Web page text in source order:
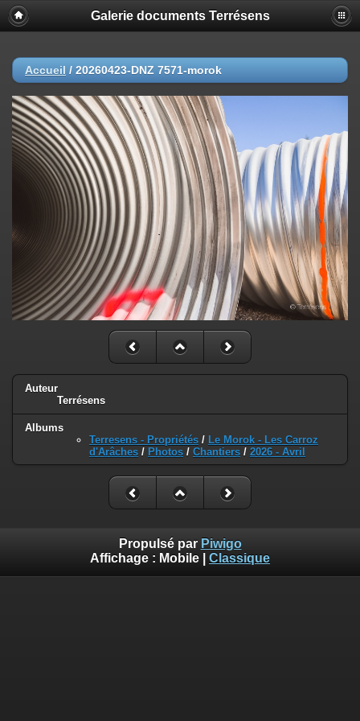
Galerie documents Terrésens
Accueil / 20260423-DNZ 7571-morok
Auteur
Terrésens
Albums
Terresens - Propriétés / Le Morok - Les Carroz
d'Arâches / Photos / Chantiers / 2026 - Avril
Propulsé par Piwigo
Affichage : Mobile Classique